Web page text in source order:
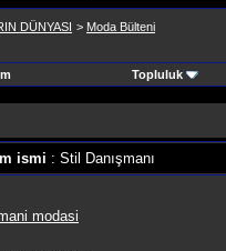
DÜNYASI > Moda Bülteni
Topluluk
ismi : Stil Danışmanı
modasi